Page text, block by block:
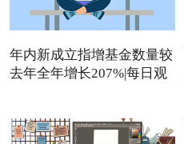
年内新成立指增基金数量较
去年全年增长207%|每日观